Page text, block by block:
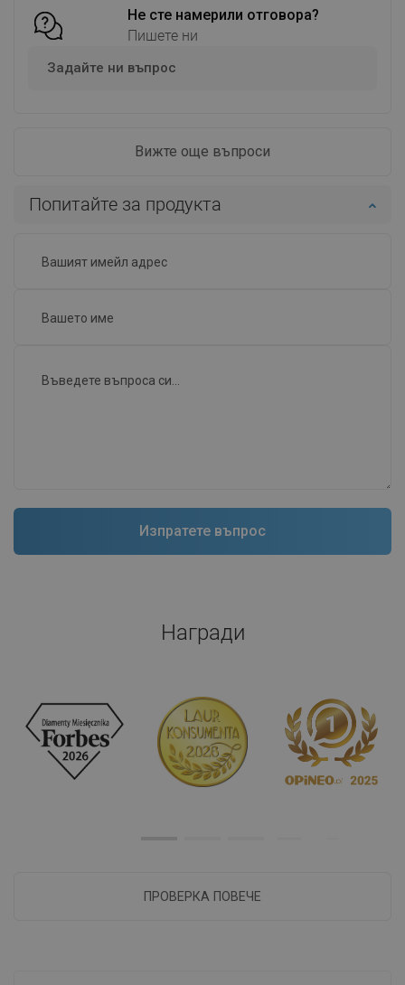
Не сте намерили отговора?
Пишете ни
Задайте ни въпрос
Вижте още въпроси
Попитайте за продукта
favorite_border Любима
Сравнете
Награди
ПРОВЕРКА ПОВЕЧЕ